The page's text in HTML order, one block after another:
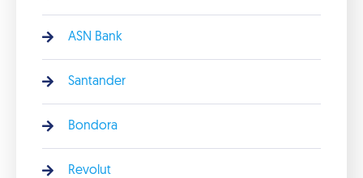
ASN Bank
Santander
Bondora
Revolut